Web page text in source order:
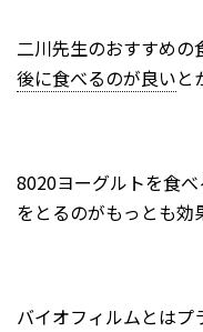
二川先生のおすすめの
後に食べるのが良いと
8020ヨーグルトを食
をとるのがもっとも効
バイオフィルムとは